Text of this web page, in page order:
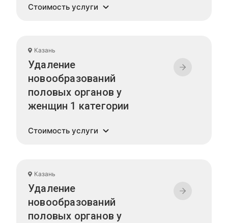
Стоимость услуги
Казань
Удаление
новообразований
половых органов у
женщин 1 категории
Стоимость услуги
Казань
Удаление
новообразований
половых органов у